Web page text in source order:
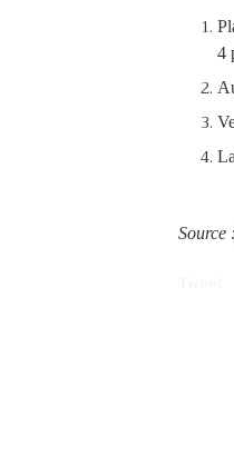
4
Source :